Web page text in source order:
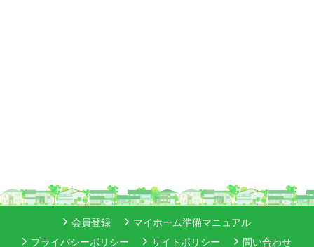
会員登録
マイホーム準備マニュアル
プライバシーポリシー
サイトポリシー 問い合わせ